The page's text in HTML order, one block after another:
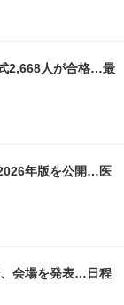
2,668人が合格…最
年版を公開…医
会場を発表…日程